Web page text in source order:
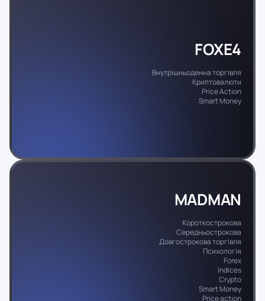
FOXE4
Внутрішньоденна торгівля
Криптовалюти
Price Action
Smart Money
MADMAN
Короткострокова
Середньострокова
Довгострокова торгівля
Психологія
Forex
Indices
Crypto
Smart Money
Price action